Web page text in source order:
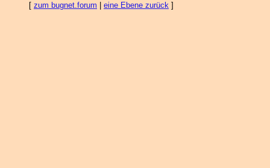
[ zum bugnet.forum eine Ebene zurück ]